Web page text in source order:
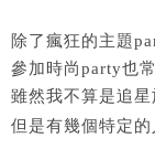
除了瘋狂的主題
參加時尚party也
雖然我不算是追星
但是有幾個特定